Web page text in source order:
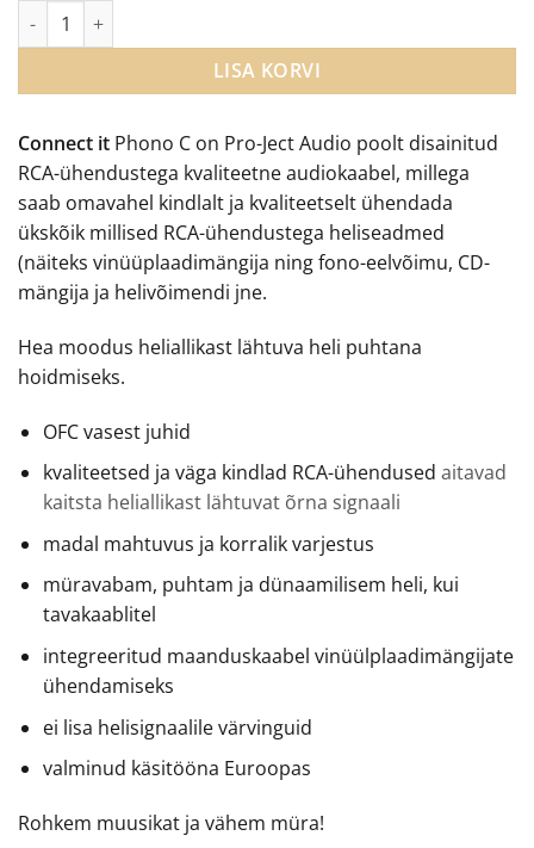
Connect it Phono C on Pro-Ject Audio poolt disainitud
RCA-ühendustega kvaliteetne audiokaabel, millega
saab omavahel kindlalt ja kvaliteetselt ühendada
ükskõik millised RCA-ühendustega heliseadmed
(näiteks vinüüplaadimängija ning fono-eelvõimu, CD-
mängija ja helivõimendi jne.
Hea moodus heliallikast lähtuva heli puhtana
hoidmiseks.
OFC vasest juhid
kvaliteetsed ja väga kindlad RCA-ühendused aitavad
kaitsta heliallikast lähtuvat õrna signaali
madal mahtuvus ja korralik varjestus
müravabam, puhtam ja dünaamilisem heli, kui
tavakaablitel
integreeritud maanduskaabel vinüülplaadimängijate
ühendamiseks
ei lisa helisignaalile värvinguid
valminud käsitööna Euroopas
Rohkem muusikat ja vähem müra!
Pro-Ject Audio Connect it Phono RCA C audiokaabel kogus
LISA KORVI